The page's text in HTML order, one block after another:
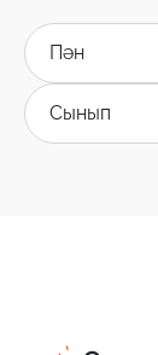
Пән
Сынып